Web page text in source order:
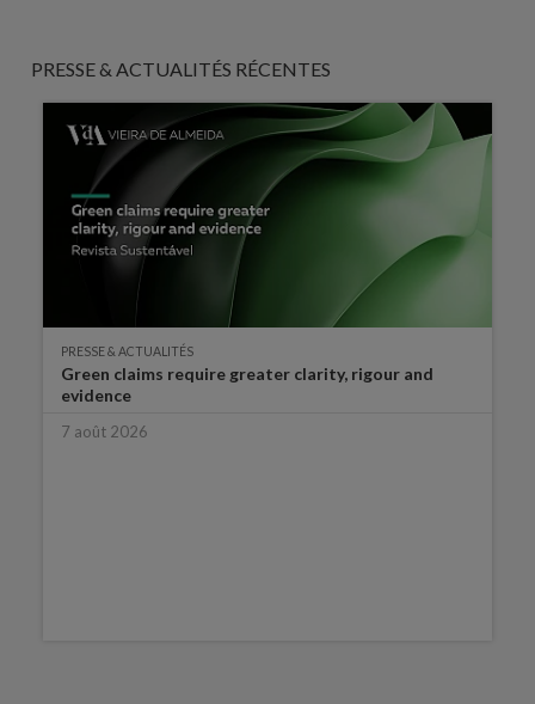
PRESSE & ACTUALITÉS RÉCENTES
PRESSE & ACTUALITÉS
Green claims require greater clarity, rigour and
evidence
7 août 2026